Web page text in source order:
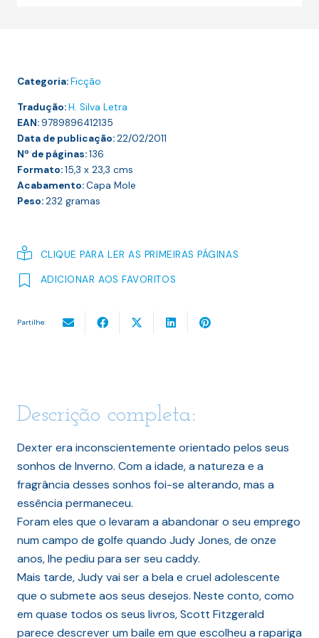
ESCRITOS
Categoria:Ficção
Tradução:H. Silva Letra
EAN:9789896412135
Data de publicação:22/02/2011
Nº de páginas:136
Formato:15,3 x 23,3 cms
Acabamento:Capa Mole
Peso:232 gramas
CLIQUE PARA LER AS PRIMEIRAS PÁGINAS
ADICIONAR AOS FAVORITOS
Partilhe:
Descrição completa:
Dexter era inconscientemente orientado pelos seus
sonhos de Inverno. Com a idade, a natureza e a
fragrância desses sonhos foi-se alterando, mas a
essência permaneceu.
Foram eles que o levaram a abandonar o seu emprego
num campo de golfe quando Judy Jones, de onze
anos, lhe pediu para ser seu caddy.
Mais tarde, Judy vai ser a bela e cruel adolescente
que o submete aos seus desejos. Neste conto, como
em quase todos os seus livros, Scott Fitzgerald
parece descrever um baile em que escolheu a rapariga